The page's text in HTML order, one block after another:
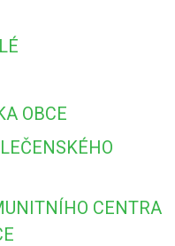
OBCE
CENTRA